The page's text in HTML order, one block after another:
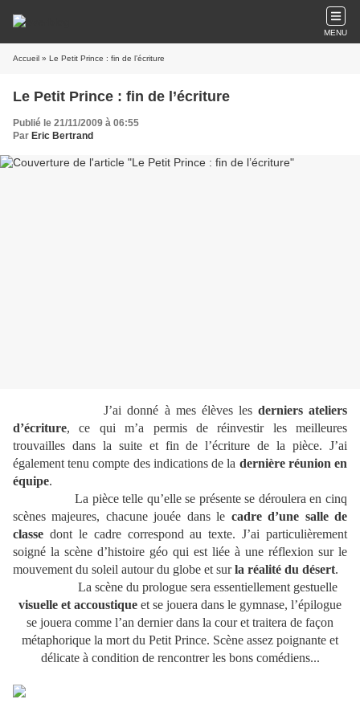
MENU
Accueil » Le Petit Prince : fin de l’écriture
Le Petit Prince : fin de l’écriture
Publié le 21/11/2009 à 06:55
Par Eric Bertrand
J’ai donné à mes élèves les derniers ateliers
d’écriture, ce qui m’a permis de réinvestir les meilleures
trouvailles dans la suite et fin de l’écriture de la pièce. J’ai
également tenu compte des indications de la dernière réunion en
équipe.
La pièce telle qu’elle se présente se déroulera en cinq
scènes majeures, chacune jouée dans le cadre d’une salle de
classe dont le cadre correspond au texte. J’ai particulièrement
soigné la scène d’histoire géo qui est liée à une réflexion sur le
mouvement du soleil autour du globe et surla réalité du désert.
La scène du prologue sera essentiellement gestuelle
visuelle et accoustique et se jouera dans le gymnase, l’épilogue
se jouera comme l’an dernier dans la cour et traitera de façon
métaphorique la mort du Petit Prince. Scène assez poignante et
délicate à condition de rencontrer les bons comédiens...